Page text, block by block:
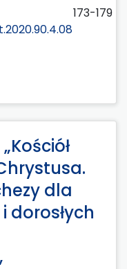
173-179
dla
dorosłych